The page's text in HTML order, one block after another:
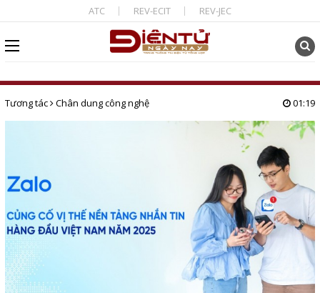
ATC REV-ECIT REV-JEC
Tương tác Chân dung công nghệ 01:19